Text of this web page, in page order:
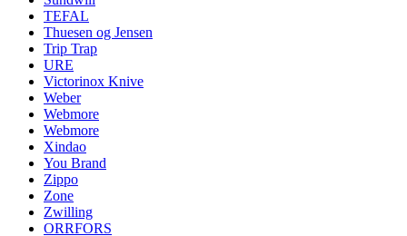
TEFAL
Thuesen og Jensen
Trip Trap
URE
Victorinox Knive
Weber
Webmore
Webmore
Xindao
You Brand
Zippo
Zone
Zwilling
ORRFORS